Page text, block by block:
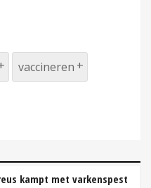
vaccineren
kampt met varkenspest